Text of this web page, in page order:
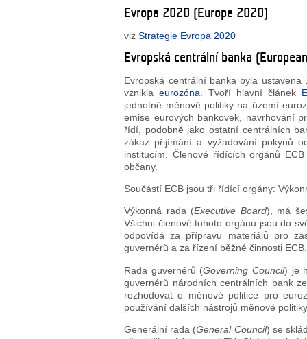
Evropa 2020 (Europe 2020)
vizStrategie Evropa 2020
Evropská centrální banka
Evropská centrální banka byla
vzniklaeurozóna . Tvoří hlavní článek
jednotné měnové politiky na území
emise eurových bankovek, navrhování
řídí, podobně jako ostatní centrálních
zákaz přijímání a vyžadování pokynů
institucím. Členové řídících orgánů
občany.
Součástí ECB jsou tři řídící orgány:
Výkonná rada (Executive Board), má
Všichni členové tohoto orgánu jsou do
odpovídá za přípravu materiálů pro
guvernérů a za řízení běžné činnosti ECB.
Rada guvernérů (Governing Council) je
guvernérů národních centrálních bank
rozhodovat o měnové politice pro
používání dalších nástrojů měnové
Generální rada (General Council) se